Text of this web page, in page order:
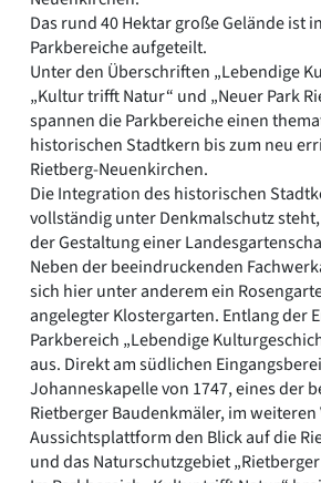
Das rund 40 Hektar große Gelände ist
Parkbereiche aufgeteilt.
Unter den Überschriften „Lebendige
„Kultur trifft Natur“ und „Neuer Park
spannen die Parkbereiche einen
historischen Stadtkern bis zum neu
Rietberg-Neuenkirchen.
Die Integration des historischen
vollständig unter Denkmalschutz
der Gestaltung einer
Neben der beeindruckenden
sich hier unter anderem ein
angelegter Klostergarten. Entlang der
Parkbereich „Lebendige
aus. Direkt am südlichen
Johanneskapelle von 1747, eines der
Rietberger Baudenkmäler, im
Aussichtsplattform den Blick auf die
und das Naturschutzgebiet